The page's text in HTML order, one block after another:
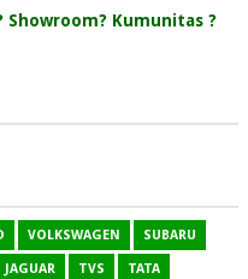
Showroom? Kumunitas ?
VOLKSWAGEN SUBARU
JAGUAR TVS TATA